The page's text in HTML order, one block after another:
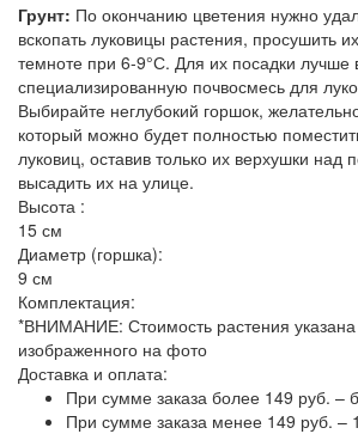
Грунт: По окончанию цветения нужно
вскопать луковицы растения, просушить
темноте при 6-9°С. Для их посадки лучше
специализированную почвосмесь для
Выбирайте неглубокий горшок,
который можно будет полностью
луковиц, оставив только их верхушки над
высадить их на улице.
Высота :
15 см
Диаметр (горшка):
9 см
Комплектация:
*ВНИМАНИЕ: Стоимость растения
изображенного на фото
Доставка и оплата:
При сумме заказа более 149 руб. –
При сумме заказа менее 149 руб. –